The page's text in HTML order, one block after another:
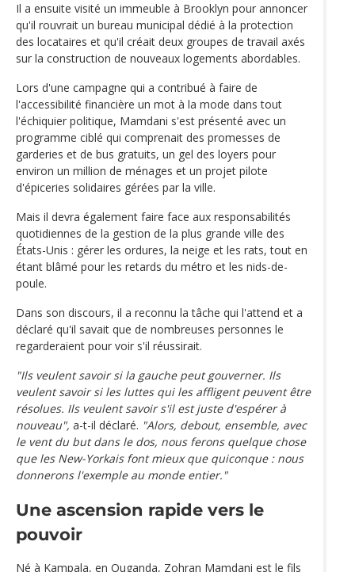
Il a ensuite visité un immeuble à Brooklyn pour annoncer
qu'il rouvrait un bureau municipal dédié à la protection
des locataires et qu'il créait deux groupes de travail axés
sur la construction de nouveaux logements abordables.
Lors d'une campagne qui a contribué à faire de
l'accessibilité financière un mot à la mode dans tout
l'échiquier politique, Mamdani s'est présenté avec un
programme ciblé qui comprenait des promesses de
garderies et de bus gratuits, un gel des loyers pour
environ un million de ménages et un projet pilote
d'épiceries solidaires gérées par la ville.
Mais il devra également faire face aux responsabilités
quotidiennes de la gestion de la plus grande ville des
États-Unis : gérer les ordures, la neige et les rats, tout en
étant blâmé pour les retards du métro et les nids-de-
poule.
Dans son discours, il a reconnu la tâche qui l'attend et a
déclaré qu'il savait que de nombreuses personnes le
regarderaient pour voir s'il réussirait.
"Ils veulent savoir si la gauche peut gouverner. Ils
veulent savoir si les luttes qui les affligent peuvent être
résolues. Ils veulent savoir s'il est juste d'espérer à
nouveau", a-t-il déclaré. "Alors, debout, ensemble, avec
le vent du but dans le dos, nous ferons quelque chose
que les New-Yorkais font mieux que quiconque : nous
donnerons l'exemple au monde entier."
Une ascension rapide vers le
pouvoir
Né à Kampala, en Ouganda, Zohran Mamdani est le fils